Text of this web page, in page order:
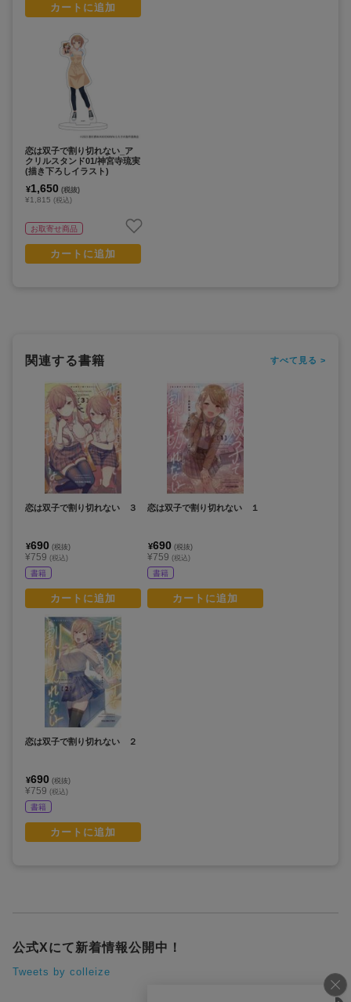
カートに追加
恋は双子で割り切れない_ア
クリルスタンド01/神宮寺琉実
(描き下ろしイラスト)
¥1,650 (税抜)
¥1,815 (税込)
お取寄せ商品
カートに追加
関連する書籍 すべて見る >
恋は双子で割り切れない ３
¥690 (税抜)
¥759 (税込)
書籍
カートに追加
恋は双子で割り切れない ２
¥690 (税抜)
¥759 (税込)
書籍
カートに追加
恋は双子で割り切れない １
¥690 (税抜)
¥759 (税込)
書籍
カートに追加
公式Xにて新着情報公開中！
Tweets by colleize